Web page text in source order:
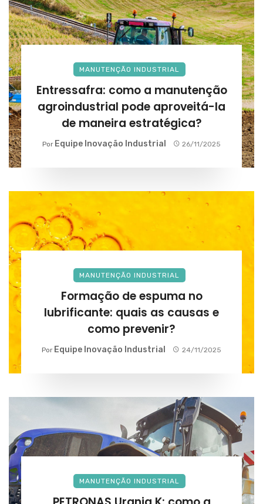
MANUTENÇÃO INDUSTRIAL
Entressafra: como a manutenção
agroindustrial pode aproveitá-la
de maneira estratégica?
Por Equipe Inovação Industrial 26/11/2025
MANUTENÇÃO INDUSTRIAL
Formação de espuma no
lubrificante: quais as causas e
como prevenir?
Por Equipe Inovação Industrial 24/11/2025
MANUTENÇÃO INDUSTRIAL